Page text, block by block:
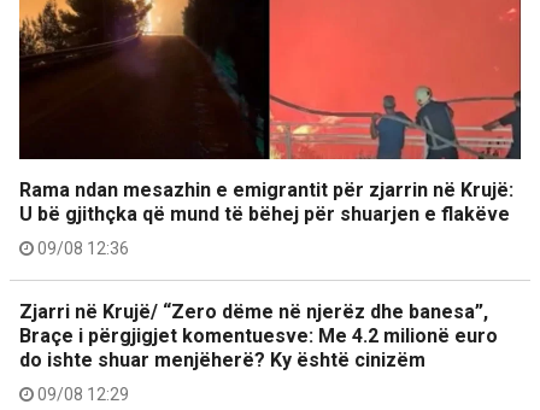
Rama ndan mesazhin e emigrantit për zjarrin në Krujë:
U bë gjithçka që mund të bëhej për shuarjen e flakëve
09/08 12:36
Zjarri në Krujë/ “Zero dëme në njerëz dhe banesa”,
Braçe i përgjigjet komentuesve: Me 4.2 milionë euro
do ishte shuar menjëherë? Ky është cinizëm
09/08 12:29